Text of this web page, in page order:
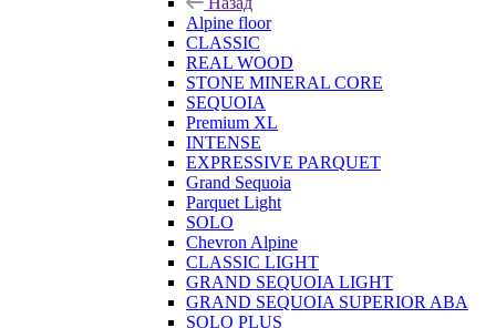
Alpine floor
CLASSIC
REAL WOOD
STONE MINERAL CORE
SEQUOIA
Premium XL
INTENSE
EXPRESSIVE PARQUET
Grand Sequoia
Parquet Light
SOLO
Chevron Alpine
CLASSIC LIGHT
GRAND SEQUOIA LIGHT
GRAND SEQUOIA SUPERIOR ABA
SOLO PLUS